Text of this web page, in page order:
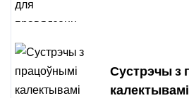
Сустрэчы з
калектывамі